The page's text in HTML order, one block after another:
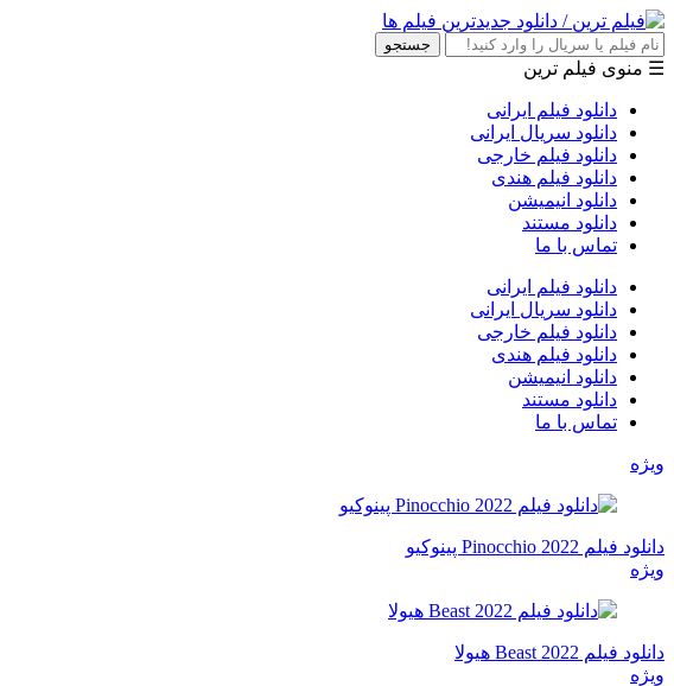
جستجو
☰ منوی فیلم ترین
دانلود فیلم ایرانی
دانلود سریال ایرانی
دانلود فیلم خارجی
دانلود فیلم هندی
دانلود انیمیشن
دانلود مستند
تماس با ما
دانلود فیلم ایرانی
دانلود سریال ایرانی
دانلود فیلم خارجی
دانلود فیلم هندی
دانلود انیمیشن
دانلود مستند
تماس با ما
ویژه
دانلود فیلم Pinocchio 2022 پینوکیو
ویژه
دانلود فیلم Beast 2022 هیولا
ویژه